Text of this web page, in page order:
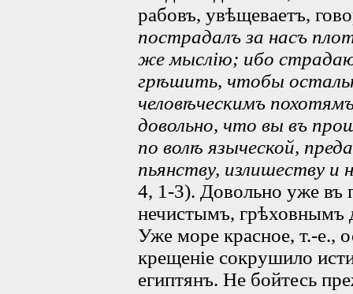
рабовъ, увѣщеваетъ,
пострадалъ за насъ
же мыслію; ибо
грѣшить, чтобы
человѣческимъ
довольно, что вы въ
по волѣ языческой,
пьянству, излишеству и
4, 1-3). Довольно уже
нечистымъ, грѣховнымъ
Уже море красное, т.-е.,
крещеніе сокрушило
египтянъ. Не бойтесь